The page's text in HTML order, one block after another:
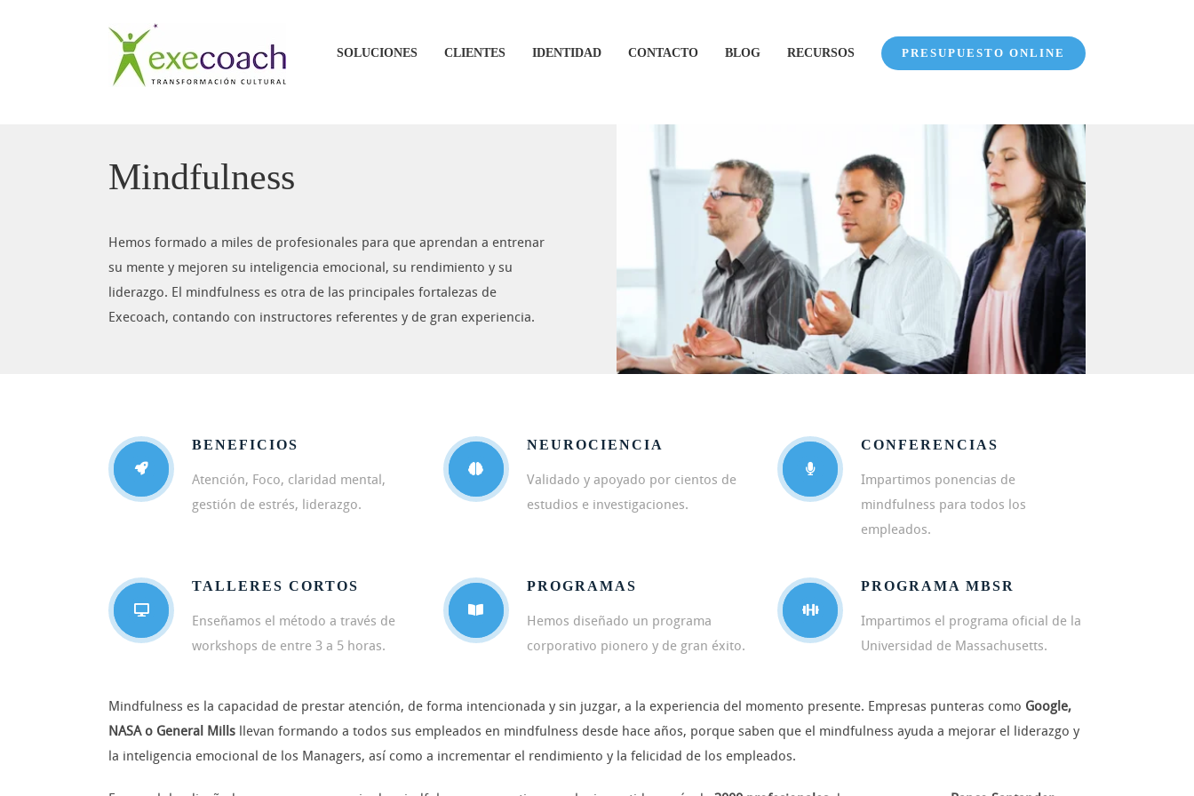
SOLUCIONES CLIENTES IDENTIDAD CONTACTO BLOG RECURSOS PRESUPUESTO ONLINE
Mindfulness
Hemos formado a miles de profesionales para que aprendan a entrenar
su mente y mejoren su inteligencia emocional, su rendimiento y su
liderazgo. El mindfulness es otra de las principales fortalezas de
Execoach, contando con instructores referentes y de gran experiencia.
BENEFICIOS
Atención, Foco, claridad mental,
gestión de estrés, liderazgo.
NEUROCIENCIA
Validado y apoyado por cientos de
estudios e investigaciones.
CONFERENCIAS
Impartimos ponencias de
mindfulness para todos los
empleados.
TALLERES CORTOS
Enseñamos el método a través de
workshops de entre 3 a 5 horas.
PROGRAMAS
Hemos diseñado un programa
corporativo pionero y de gran éxito.
PROGRAMA MBSR
Impartimos el programa oficial de la
Universidad de Massachusetts.
Mindfulness es la capacidad de prestar atención, de forma intencionada y sin juzgar, a la experiencia del momento presente. Empresas punteras como Google,
NASA o General Mills llevan formando a todos sus empleados en mindfulness desde hace años, porque saben que el mindfulness ayuda a mejorar el liderazgo y
la inteligencia emocional de los Managers, así como a incrementar el rendimiento y la felicidad de los empleados.